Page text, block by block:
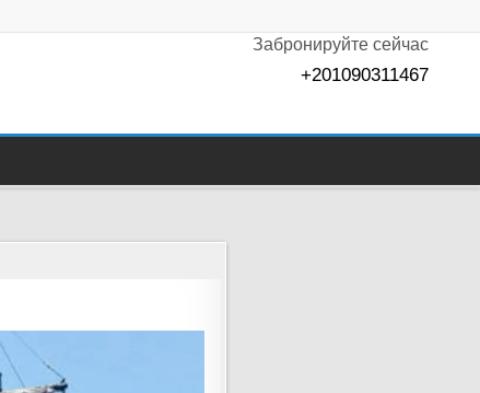
Забронируйте сейчас
+201090311467